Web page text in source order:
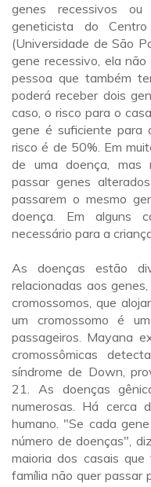
genes recessivos ou
geneticista do
(Universidade de São
gene recessivo, ela
pessoa que também
poderá receber dois
caso, o risco para o
gene é suficiente para
risco é de 50%. Em
de uma doença, mas
passar genes
passarem o mesmo
doença. Em alguns
necessário para a
As doenças estão
relacionadas aos
cromossomos, que
um cromossomo é
passageiros. Mayana
cromossômicas
síndrome de Down,
21. As doenças
numerosas. Há
humano. "Se cada
número de doenças",
maioria dos casais
família não quer passar